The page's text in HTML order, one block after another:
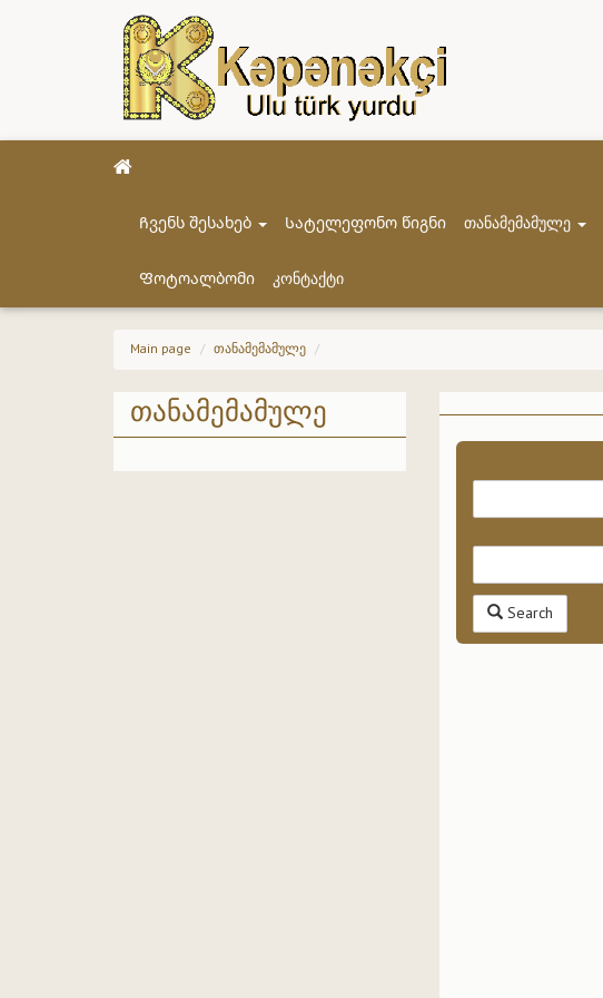
Ჩვენს შესახებ Სატელეფონო წიგნი თანამემამულე
Ფოტოალბომი კონტაქტი
Main page თანამემამულე
თანამემამულე
Search